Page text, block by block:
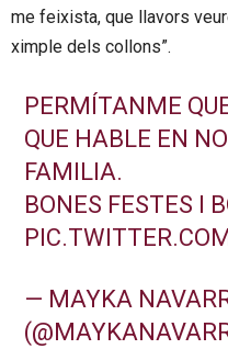
me feixista, que llavors
ximple dels collons”.
PERMÍTANME
QUE HABLE EN
FAMILIA.
BONES FESTES I
— MAYKA